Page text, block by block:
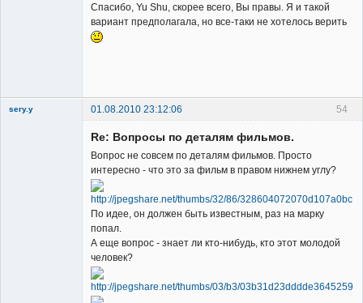
Спасибо, Yu Shu, скорее всего, Вы правы. Я и такой
вариант предполагала, но все-таки не хотелось верить
54
sery.y 01.08.2010 23:12:06
Re: Вопросы по деталям фильмов.
Вопрос не совсем по деталям фильмов. Просто
интересно - что это за фильм в правом нижнем углу?
По идее, он должен быть известным, раз на марку
попал.
А еще вопрос - знает ли кто-нибудь, кто этот молодой
человек?